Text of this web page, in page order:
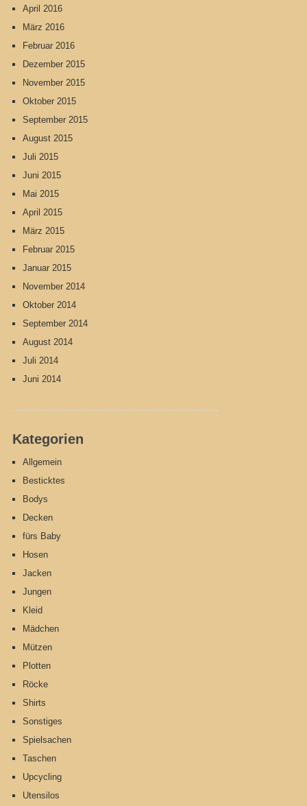
April 2016
März 2016
Februar 2016
Dezember 2015
November 2015
Oktober 2015
September 2015
August 2015
Juli 2015
Juni 2015
Mai 2015
April 2015
März 2015
Februar 2015
Januar 2015
November 2014
Oktober 2014
September 2014
August 2014
Juli 2014
Juni 2014
Kategorien
Allgemein
Besticktes
Bodys
Decken
fürs Baby
Hosen
Jacken
Jungen
Kleid
Mädchen
Mützen
Plotten
Röcke
Shirts
Sonstiges
Spielsachen
Taschen
Upcycling
Utensilos